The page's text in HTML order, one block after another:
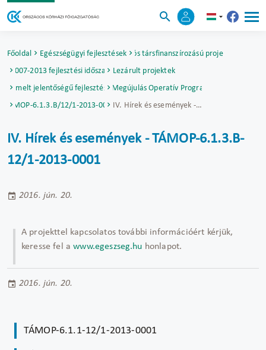
Főoldal Egészségügyi fejlesztésekUniós társfinanszírozású projektek
2007-2013 fejlesztési időszak Lezárult projektek
Kiemelt jelentőségű fejlesztésekTársadalmi Megújulás Operatív Program (TÁMOP)
TÁMOP-6.1.3.B/12/1-2013-0001
IV. Hírek és események - TÁMOP-6.1.3.B-12/1-2013-0001
IV. Hírek és események - TÁMOP-6.1.3.B-
12/1-2013-0001
2016. jún. 20.
A projekttel kapcsolatos további információért kérjük,
keresse fel awww.egeszseg.hu honlapot.
2016. jún. 20.
TÁMOP-6.1.1-12/1-2013-0001